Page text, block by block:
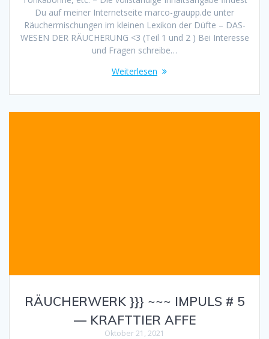
Du auf meiner Internetseite marco-graupp.de unter
Räuchermischungen im kleinen Lexikon der Düfte – DAS-
WESEN DER RÄUCHERUNG <3 (Teil 1 und 2 ) Bei Interesse
und Fragen schreibe…
Weiterlesen
RÄUCHERWERK }}} ~~~ IMPULS # 5
— KRAFTTIER AFFE
Oktober 21, 2021